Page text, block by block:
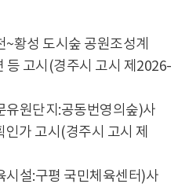
황성 도시숲 공원조성계
등 고시(경주시 고시 제2026-
원단지:공동번영의숲)사
가 고시(경주시 고시 제
설:구평 국민체육센터)사